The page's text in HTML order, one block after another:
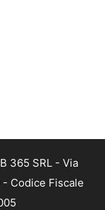
365 SRL - Via
- Codice Fiscale